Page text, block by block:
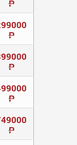
Р
Р
Р
Р
Р